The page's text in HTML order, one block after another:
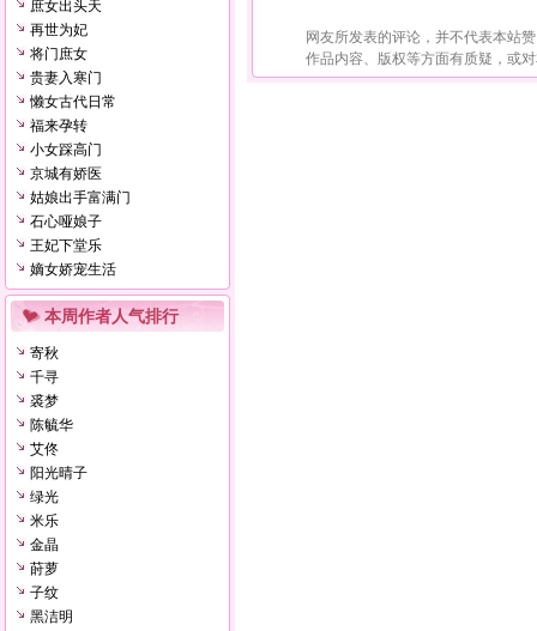
庶女出头天
再世为妃
将门庶女
贵妻入寒门
懒女古代日常
福来孕转
小女踩高门
京城有娇医
姑娘出手富满门
石心哑娘子
王妃下堂乐
嫡女娇宠生活
本周作者人气排行
寄秋
千寻
裘梦
陈毓华
艾佟
阳光晴子
绿光
米乐
金晶
莳萝
子纹
黑洁明
网友所发表的评论，并不代表本站
作品内容、版权等方面有质疑，或